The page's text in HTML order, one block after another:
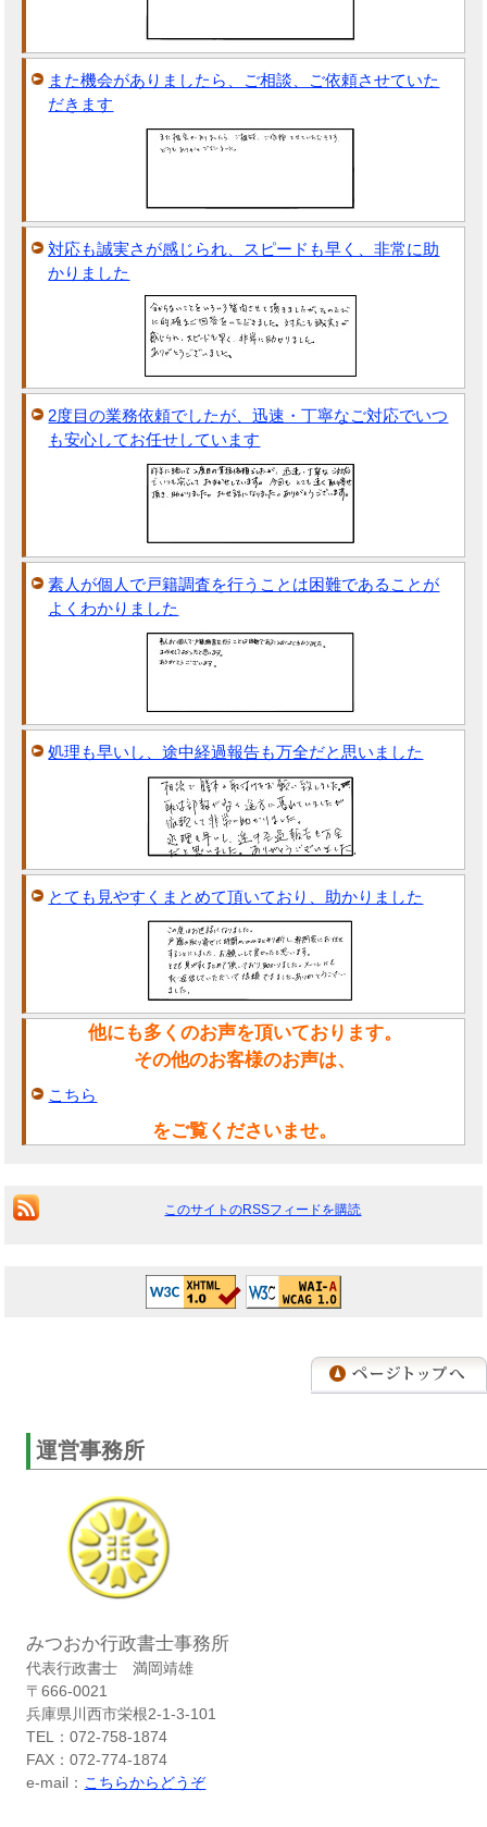
また機会がありましたら、ご相談、ご依頼させていた
だきます
対応も誠実さが感じられ、スピードも早く、非常に助
かりました
2度目の業務依頼でしたが、迅速・丁寧なご対応でいつ
も安心してお任せしています
素人が個人で戸籍調査を行うことは困難であることが
よくわかりました
処理も早いし、途中経過報告も万全だと思いました
とても見やすくまとめて頂いており、助かりました
他にも多くのお声を頂いております。
その他のお客様のお声は、
こちら
をご覧くださいませ。
このサイトのRSSフィードを購読
運営事務所
みつおか行政書士事務所
代表行政書士 満岡靖雄
〒666-0021
兵庫県川西市栄根2-1-3-101
TEL：072-758-1874
FAX：072-774-1874
e-mail： こちらからどうぞ